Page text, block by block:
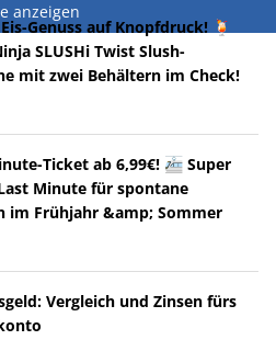
anzeigen
Genuss auf Knopfdruck! 🍹
SLUSHi Twist Slush-
mit zwei Behältern im Check!
Ticket ab 6,99€! 🚈 Super
Minute für spontane
im Frühjahr &amp; Sommer
Vergleich und Zinsen fürs